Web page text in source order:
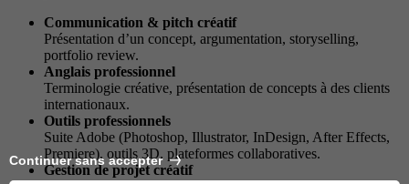
Communication & pitch créatif
Présentation d’un concept, argumentation, storyselling,
portfolio review.
Anglais professionnel
Terminologie créative, présentation de concepts à des clients
internationaux.
Outils professionnels
Suite Adobe (Photoshop, Illustrator, InDesign, After Effects,
Premiere), outils 3D, plateformes collaboratives.
Gestion de projet créatif
Continuer sans accepter